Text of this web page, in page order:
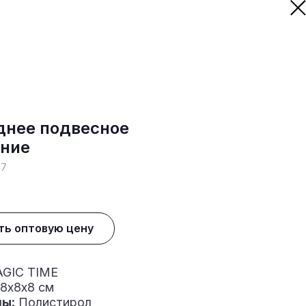
подвесное
оптовую цену
TIME
8х8х8 см
Полистирол